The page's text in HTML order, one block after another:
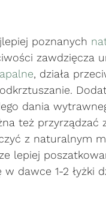
poznanych
zawdzięcza
, działa
dania
też przyrządzać
z naturalnym
lepiej
dawce 1-2 łyżki